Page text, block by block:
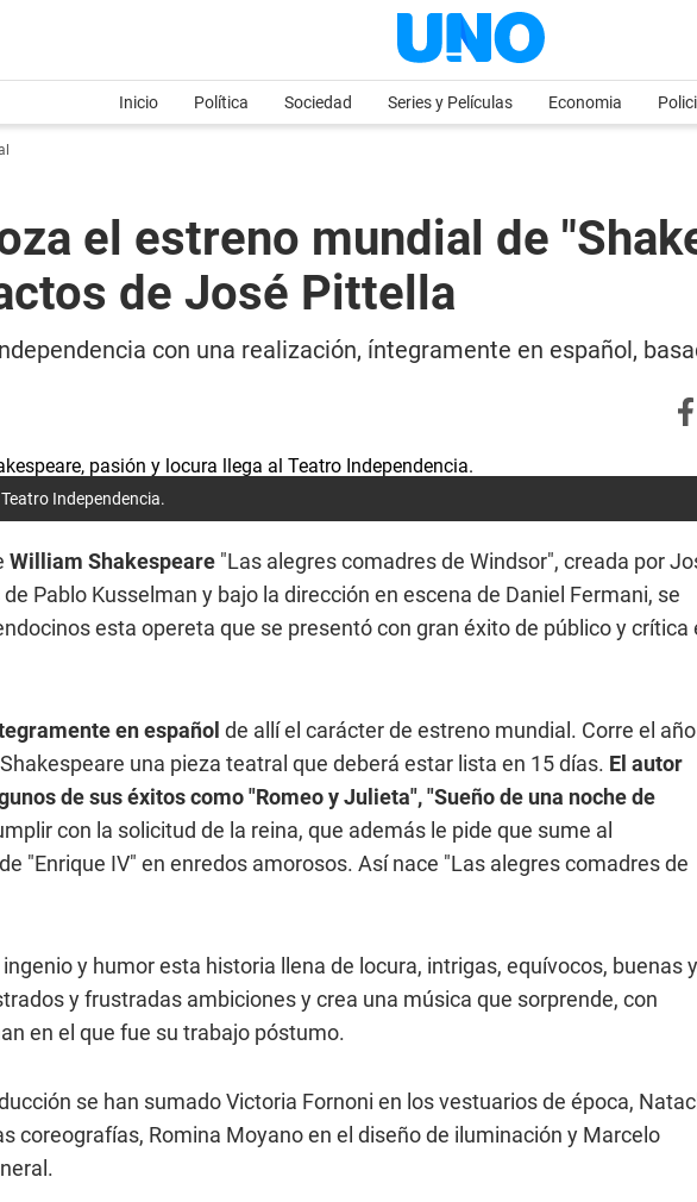
Inicio Política Sociedad Series y Películas Economia
el estreno mundial de
de José Pittella
con una realización, íntegramente en español,
Independencia.
William Shakespeare "Las alegres comadres de Windsor", creada por
Pablo Kusselman y bajo la dirección en escena de Daniel Fermani, se
esta opereta que se presentó con gran éxito de público y crítica
en español de allí el carácter de estreno mundial. Corre el año
una pieza teatral que deberá estar lista en 15 días. El autor
de sus éxitos como "Romeo y Julieta", "Sueño de una noche de
con la solicitud de la reina, que además le pide que sume al
"Enrique IV" en enredos amorosos. Así nace "Las alegres comadres de
y humor esta historia llena de locura, intrigas, equívocos, buenas y
y frustradas ambiciones y crea una música que sorprende, con
en el que fue su trabajo póstumo.
se han sumado Victoria Fornoni en los vestuarios de época,
coreografías, Romina Moyano en el diseño de iluminación y Marcelo